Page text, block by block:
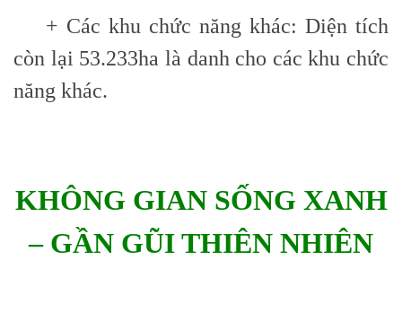
+ Các khu chức năng khác: Diện tích
còn lại 53.233ha là danh cho các khu chức
năng khác.
KHÔNG GIAN SỐNG XANH
– GẦN GŨI THIÊN NHIÊN